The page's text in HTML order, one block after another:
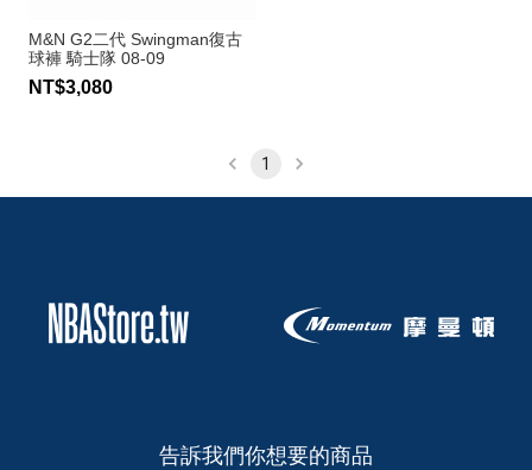
M&N G2二代 Swingman復古
球褲 騎士隊 08-09
NT$3,080
1
告訴我們你想要的商品